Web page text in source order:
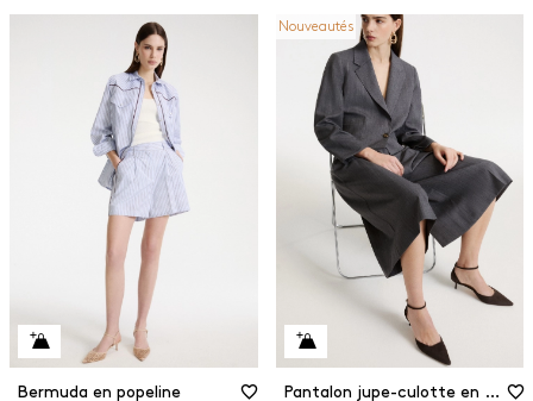
Bermuda en popeline
Nouveautés
Pantalon jupe-culotte en gabardine